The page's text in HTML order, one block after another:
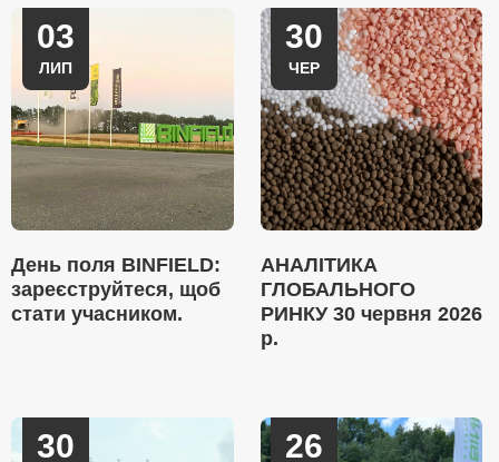
03
ЛИП
День поля BINFIELD:
зареєструйтеся, щоб
стати учасником.
30
ЧЕР
АНАЛІТИКА
ГЛОБАЛЬНОГО
РИНКУ 30 червня 2026
р.
30 26